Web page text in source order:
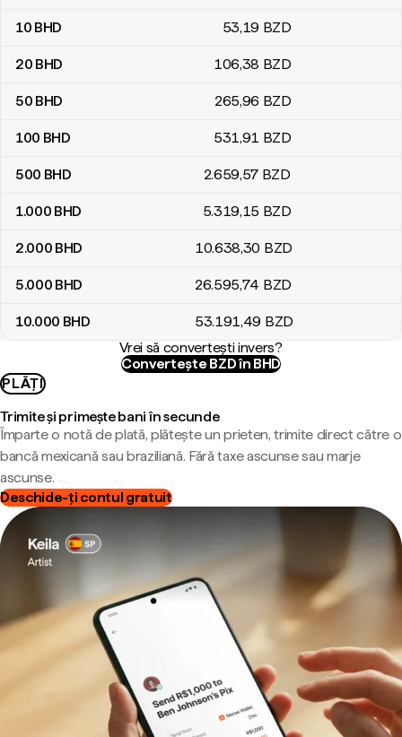
10 BHD 53,19 BZD
20 BHD 106,38 BZD
50 BHD 265,96 BZD
100 BHD 531,91 BZD
500 BHD 2.659,57 BZD
1.000 BHD 5.319,15 BZD
2.000 BHD 10.638,30 BZD
5.000 BHD 26.595,74 BZD
10.000 BHD 53.191,49 BZD
Vrei să convertești invers?
Convertește BZD în BHD
PLĂȚI
Trimite și primește bani în secunde
Împarte o notă de plată, plătește un prieten, trimite direct către o
bancă mexicană sau braziliană. Fără taxe ascunse sau marje
ascunse.
Deschide-ți contul gratuit